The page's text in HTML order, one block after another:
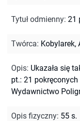
Tytuł odmienny: 21
Twórca: Kobylarek,
Opis: Ukazała się
pt.: 21
Wydawnictwo
Opis fizyczny: 55 s.